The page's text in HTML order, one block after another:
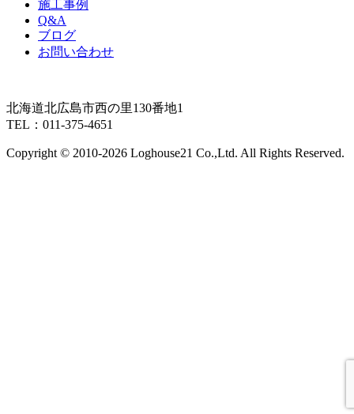
施工事例
Q&A
ブログ
お問い合わせ
北海道北広島市西の里130番地1
TEL：011-375-4651
Copyright © 2010-2026 Loghouse21 Co.,Ltd. All Rights Reserved.